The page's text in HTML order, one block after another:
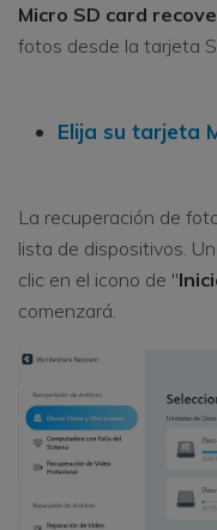
Micro SD card
fotos desde la tarjeta
Elija su tarjeta
La recuperación de
lista de dispositivos.
clic en el icono de "
comenzará.